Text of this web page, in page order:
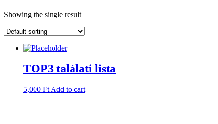
Showing the single result
TOP3 találati lista
5,000 Ft Add to cart